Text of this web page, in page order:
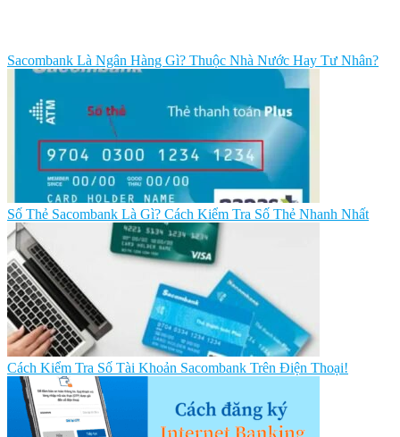
Sacombank Là Ngân Hàng Gì? Thuộc Nhà Nước Hay Tư Nhân?
Số Thẻ Sacombank Là Gì? Cách Kiểm Tra Số Thẻ Nhanh Nhất
Cách Kiểm Tra Số Tài Khoản Sacombank Trên Điện Thoại!